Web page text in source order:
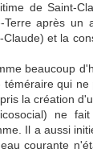
de Saint-
après un
Claude) et la
beaucoup
qui ne
la création
ne
Il a aussi
courante